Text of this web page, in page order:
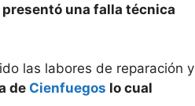
una falla técnica
las labores de reparación y
de Cienfuegos lo cual